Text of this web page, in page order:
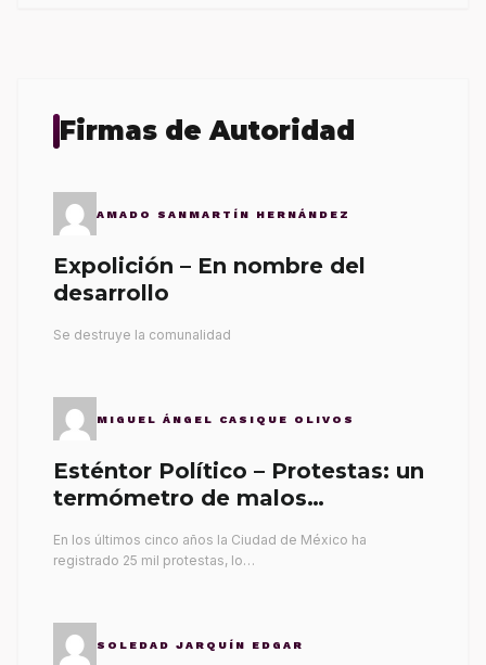
Firmas de Autoridad
AMADO SANMARTÍN HERNÁNDEZ
Expolición – En nombre del
desarrollo
Se destruye la comunalidad
MIGUEL ÁNGEL CASIQUE OLIVOS
Esténtor Político – Protestas: un
termómetro de malos
En los últimos cinco años la Ciudad de México ha
registrado 25 mil protestas, lo…
SOLEDAD JARQUÍN EDGAR